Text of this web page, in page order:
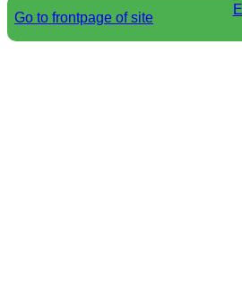
Go to frontpage of site